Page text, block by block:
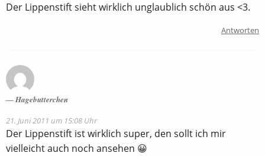
Der Lippenstift sieht wirklich unglaublich schön aus <3.
Antworten
Hagebutterchen
21. Juni 2011 um 15:08 Uhr
Der Lippenstift ist wirklich super, den sollt ich mir
vielleicht auch noch ansehen 😀